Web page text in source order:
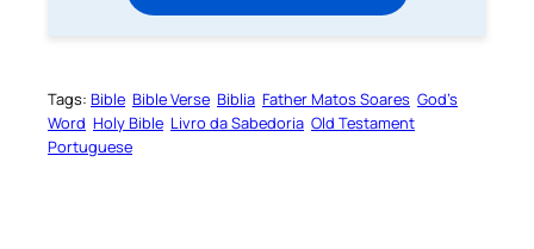
Tags: Bible Bible Verse Biblia Father Matos Soares God’s
Word Holy Bible Livro da Sabedoria Old Testament
Portuguese